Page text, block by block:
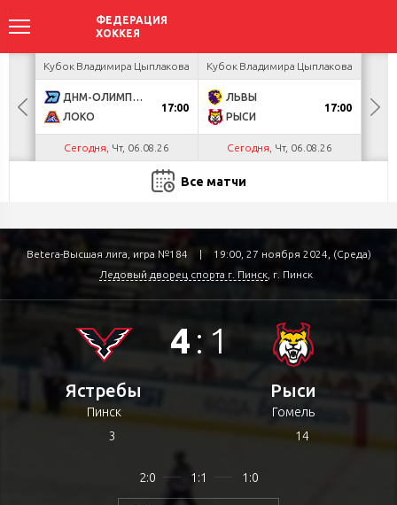
Кубок Владимира Цыплакова
ДНМ-ОЛИМПИК
ЛОКО
17:00
Сегодня , Чт, 06.08.26
Кубок Владимира Цыплакова
ЛЬВЫ
РЫСИ
17:00
Сегодня , Чт, 06.08.26
Все матчи
Betera-Высшая лига, игра №184 |
19:00, 27 ноября 2024, (Среда)
Ледовый дворец спорта г. Пинск, г. Пинск
Ястребы
Пинск
3
4: 1
2:0 1:1 1:0
Рыси
Гомель
14